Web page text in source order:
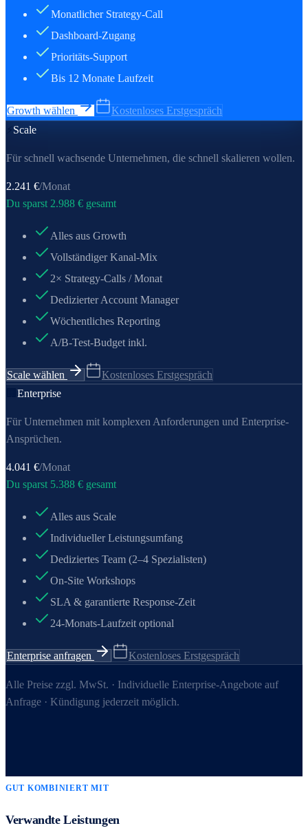
Monatlicher Strategy-Call
Dashboard-Zugang
Prioritäts-Support
Bis 12 Monate Laufzeit
Growth wählen
Kostenloses Erstgespräch
Scale
Für schnell wachsende Unternehmen, die schnell skalieren wollen.
2.241 €/Monat
Du sparst 2.988 € gesamt
Alles aus Growth
Vollständiger Kanal-Mix
2× Strategy-Calls / Monat
Dedizierter Account Manager
Wöchentliches Reporting
A/B-Test-Budget inkl.
Scale wählen
Kostenloses Erstgespräch
Enterprise
Für Unternehmen mit komplexen Anforderungen und Enterprise-
Ansprüchen.
4.041 €/Monat
Du sparst 5.388 € gesamt
Alles aus Scale
Individueller Leistungsumfang
Dediziertes Team (2–4 Spezialisten)
On-Site Workshops
SLA & garantierte Response-Zeit
24-Monats-Laufzeit optional
Enterprise anfragen Kostenloses Erstgespräch
Alle Preise zzgl. MwSt. · Individuelle Enterprise-Angebote auf
Anfrage · Kündigung jederzeit möglich.
GUT KOMBINIERT MIT
Verwandte Leistungen